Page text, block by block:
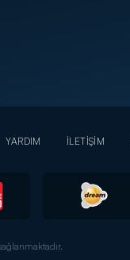
YARDIM İLETİŞİM